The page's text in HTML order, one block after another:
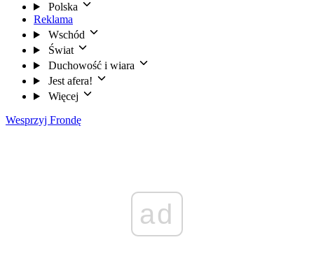
Polska
Reklama
Wschód
Świat
Duchowość i wiara
Jest afera!
Więcej
Wesprzyj Frondę
ad